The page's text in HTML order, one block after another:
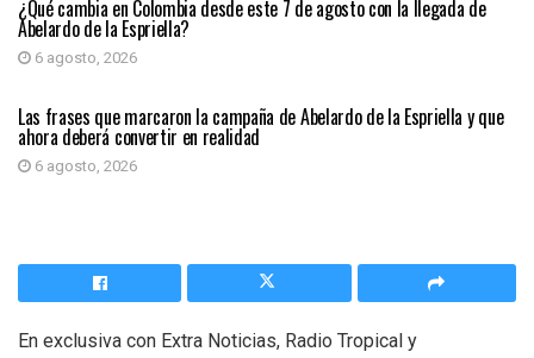
¿Qué cambia en Colombia desde este 7 de agosto con la llegada de
Abelardo de la Espriella?
6 agosto, 2026
PRIMER PLANO
Las frases que marcaron la campaña de Abelardo de la Espriella y que
ahora deberá convertir en realidad
6 agosto, 2026
En exclusiva con Extra Noticias, Radio Tropical y